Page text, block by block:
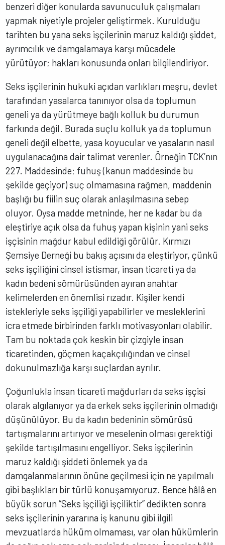
benzeri diğer konularda savunuculuk çalışmaları
yapmak niyetiyle projeler geliştirmek. Kurulduğu
tarihten bu yana seks işçilerinin maruz kaldığı şiddet,
ayrımcılık ve damgalamaya karşı mücadele
yürütüyor; hakları konusunda onları bilgilendiriyor.
Seks işçilerinin hukuki açıdan varlıkları meşru, devlet
tarafından yasalarca tanınıyor olsa da toplumun
geneli ya da yürütmeye bağlı kolluk bu durumun
farkında değil. Burada suçlu kolluk ya da toplumun
geneli değil elbette, yasa koyucular ve yasaların nasıl
uygulanacağına dair talimat verenler. Örneğin TCK’nın
227. Maddesinde; fuhuş (kanun maddesinde bu
şekilde geçiyor) suç olmamasına rağmen, maddenin
başlığı bu fiilin suç olarak anlaşılmasına sebep
oluyor. Oysa madde metninde, her ne kadar bu da
eleştiriye açık olsa da fuhuş yapan kişinin yani seks
işçisinin mağdur kabul edildiği görülür. Kırmızı
Şemsiye Derneği bu bakış açısını da eleştiriyor, çünkü
seks işçiliğini cinsel istismar, insan ticareti ya da
kadın bedeni sömürüsünden ayıran anahtar
kelimelerden en önemlisi rızadır. Kişiler kendi
istekleriyle seks işçiliği yapabilirler ve mesleklerini
icra etmede birbirinden farklı motivasyonları olabilir.
Tam bu noktada çok keskin bir çizgiyle insan
ticaretinden, göçmen kaçakçılığından ve cinsel
dokunulmazlığa karşı suçlardan ayrılır.
Çoğunlukla insan ticareti mağdurları da seks işçisi
olarak algılanıyor ya da erkek seks işçilerinin olmadığı
düşünülüyor. Bu da kadın bedeninin sömürüsü
tartışmalarını artırıyor ve meselenin olması gerektiği
şekilde tartışılmasını engelliyor. Seks işçilerinin
maruz kaldığı şiddeti önlemek ya da
damgalanmalarının önüne geçilmesi için ne yapılmalı
gibi başlıkları bir türlü konuşamıyoruz. Bence hâlâ en
büyük sorun “Seks işçiliği işçiliktir” dedikten sonra
seks işçilerinin yararına iş kanunu gibi ilgili
mevzuatlarda hüküm olmaması, var olan hükümlerin